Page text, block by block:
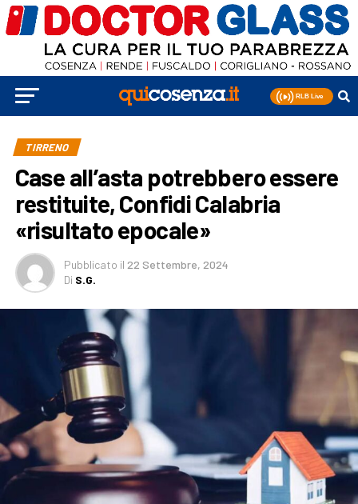
TIRRENO
Case all’asta potrebbero essere
restituite, Confidi Calabria
«risultato epocale»
Pubblicato il 22 Settembre, 2024
Di S.G.